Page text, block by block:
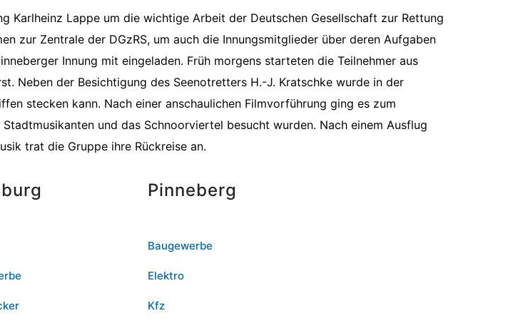
Karlheinz Lappe um die wichtige Arbeit der Deutschen Gesellschaft zur Rettung
zur Zentrale der DGzRS, um auch die Innungsmitglieder über deren Aufgaben
Innung mit eingeladen. Früh morgens starteten die Teilnehmer aus
Neben der Besichtigung des Seenotretters H.-J. Kratschke wurde in der
stecken kann. Nach einer anschaulichen Filmvorführung ging es zum
und das Schnoorviertel besucht wurden. Nach einem Ausflug
trat die Gruppe ihre Rückreise an.
Pinneberg
Baugewerbe
Elektro
Kfz